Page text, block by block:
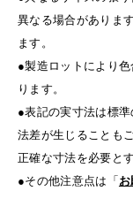
異なる場合がありま
ます。
●製造ロットにより
ります。
●表記の実寸法は標
法差が生じることも
正確な寸法を必要と
●その他注意点は「